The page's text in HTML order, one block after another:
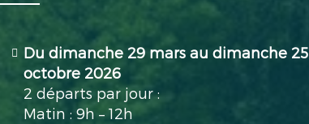
Du dimanche 29 mars au dimanche 25
octobre 2026
2 départs par jour :
Matin : 9h – 12h